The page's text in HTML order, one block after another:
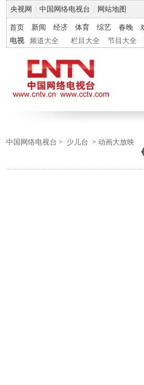
央视网 中国网络电视台 网站地图
首页 新闻 经济 体育 综艺 春晚
电视
频道大全 栏目大全 节目大全
中国网络电视台 > 少儿台 > 动画大放映